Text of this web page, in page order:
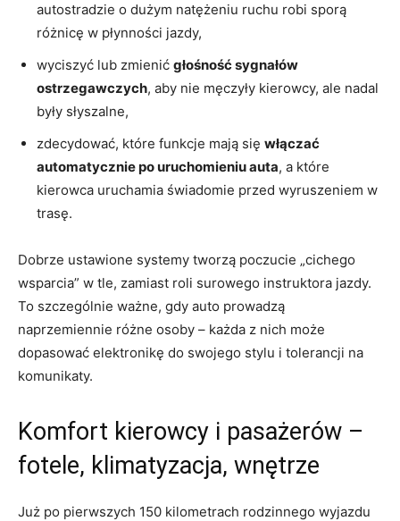
autostradzie o dużym natężeniu ruchu robi sporą
różnicę w płynności jazdy,
wyciszyć lub zmienić głośność sygnałów
ostrzegawczych, aby nie męczyły kierowcy, ale nadal
były słyszalne,
zdecydować, które funkcje mają się włączać
automatycznie po uruchomieniu auta, a które
kierowca uruchamia świadomie przed wyruszeniem w
trasę.
Dobrze ustawione systemy tworzą poczucie „cichego
wsparcia” w tle, zamiast roli surowego instruktora jazdy.
To szczególnie ważne, gdy auto prowadzą
naprzemiennie różne osoby – każda z nich może
dopasować elektronikę do swojego stylu i tolerancji na
komunikaty.
Komfort kierowcy i pasażerów –
fotele, klimatyzacja, wnętrze
Już po pierwszych 150 kilometrach rodzinnego wyjazdu